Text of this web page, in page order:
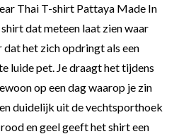
Thai T-shirt Pattaya Made In
dat meteen laat zien waar
het zich opdringt als een
luide pet. Je draagt het tijdens
op een dag waarop je zin
duidelijk uit de vechtsporthoek
en geel geeft het shirt een